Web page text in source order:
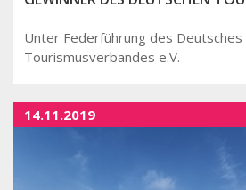
Unter Federführung des Deutsches
Tourismusverbandes e.V.
14.11.2019